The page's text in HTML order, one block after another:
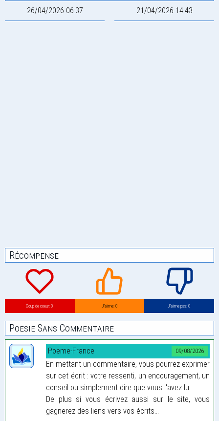
26/04/2026 06:37 21/04/2026 14:43
Récompense
Coup de coeur: 0 J’aime: 0 J’aime pas: 0
Poesie Sans Commentaire
09/08/2026
Poeme-France
En mettant un commentaire, vous pourrez exprimer
sur cet écrit : votre ressenti, un encouragement, un
conseil ou simplement dire que vous l'avez lu.
De plus si vous écrivez aussi sur le site, vous
gagnerez des liens vers vos écrits...